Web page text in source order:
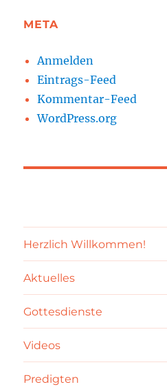
META
Anmelden
Eintrags-Feed
Kommentar-Feed
WordPress.org
Herzlich Willkommen!
Aktuelles
Gottesdienste
Videos
Predigten